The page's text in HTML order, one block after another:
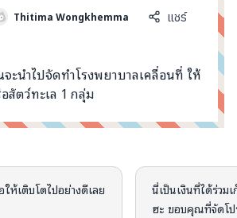
Thitima Wongkhemma แชร์
ะนำไปจัดทำโรงพยาบาลเคลื่อนที่ ให้
ตว์ทะเล 1 กลุ่ม
ริจาค
ห้เติบโตไปอย่างดีเลย
นี่เป็นเงินที่ได้ร่วม
ฮะ ขอบคุณที่จัดโ